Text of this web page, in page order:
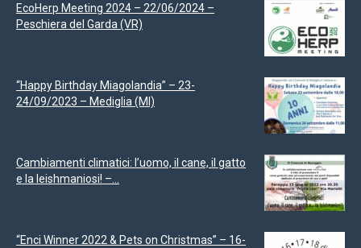
EcoHerp Meeting 2024 – 22/06/2024 –
Peschiera del Garda (VR)
“Happy Birthday Miagolandia” – 23-
24/09/2023 – Mediglia (MI)
Cambiamenti climatici: l’uomo, il cane, il gatto
e la leishmaniosi! –...
“Enci Winner 2022 & Pets on Christmas” – 16-